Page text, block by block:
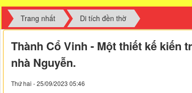
Trang nhất Di tích đền thờ
Thành Cổ Vinh - Một thiết kế kiến
nhà Nguyễn.
Thứ hai - 25/09/2023 05:46